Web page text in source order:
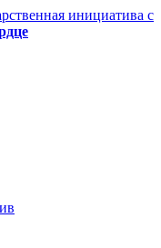
инициатива с